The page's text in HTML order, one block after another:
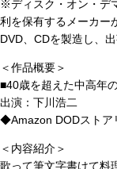
※ディスク・オン・デ
利を保有するメーカー
DVD、CDを製造し、
＜作品概要＞
■40歳を超えた中高年
出演：下川浩二
◆Amazon DODストア
＜内容紹介＞
歌って筆文字書けて料